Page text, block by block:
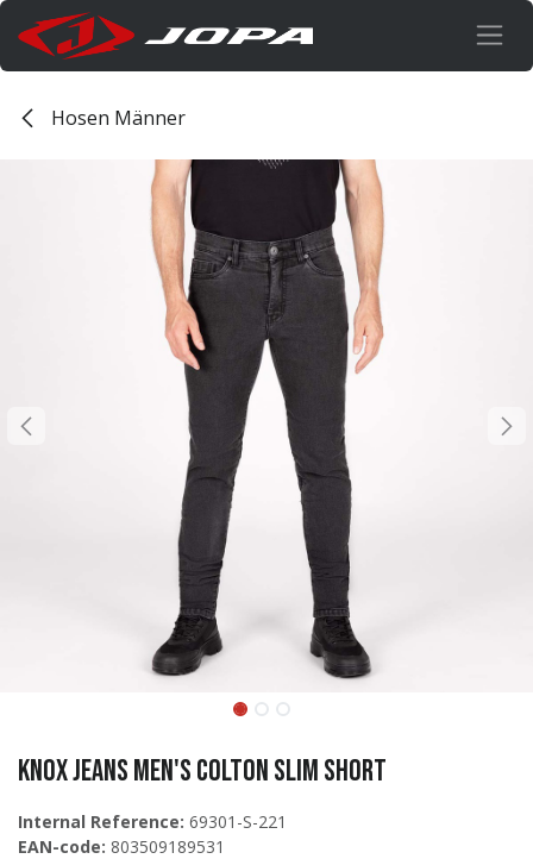
Zum Inhalt springen
Hosen Männer
Knox Jeans Men's Colton Slim SHORT
Internal Reference: 69301-S-221
EAN-code: 803509189531